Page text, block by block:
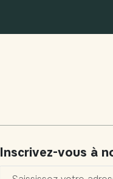
Inscrivez-vous à